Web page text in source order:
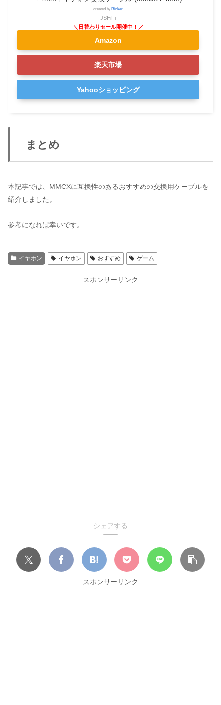
created by Rinker
JSHiFi
Amazon
楽天市場
Yahooショッピング
まとめ
本記事では、MMCXに互換性のあるおすすめの交換用ケーブルを
紹介しました。
参考になれば幸いです。
イヤホン イヤホン おすすめ ゲーム
スポンサーリンク
シェアする
スポンサーリンク